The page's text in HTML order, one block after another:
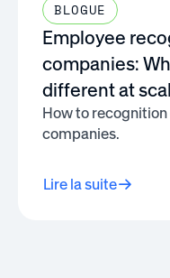
BLOGUE
Employee
companies:
different at
How to
companies.
Lire la suite